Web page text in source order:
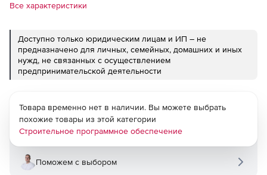
Все характеристики
Доступно только юридическим лицам и ИП – не
предназначено для личных, семейных, домашних и иных
нужд, не связанных с осуществлением
предпринимательской деятельности
Товара временно нет в наличии. Вы можете выбрать
похожие товары из этой категории
Строительное программное обеспечение
Поможем с выбором